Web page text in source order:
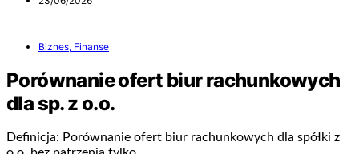
Biznes, Finanse
Porównanie ofert biur rachunkowych
dla sp. z o.o.
Definicja: Porównanie ofert biur rachunkowych dla spółki z